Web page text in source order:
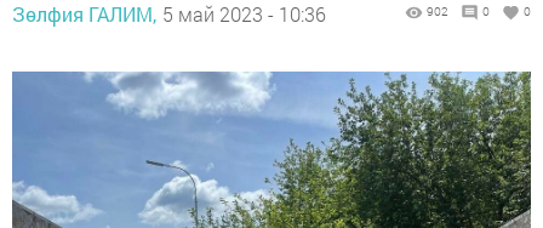
Зөлфия ГАЛИМ, 5 май 2023 - 10:36 902 0 0